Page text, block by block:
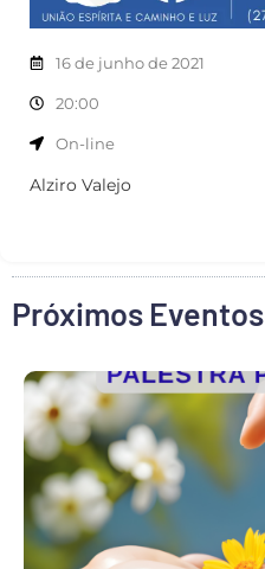
16 de junho de 2021
20:00
On-line
Alziro Valejo
Próximos Eventos